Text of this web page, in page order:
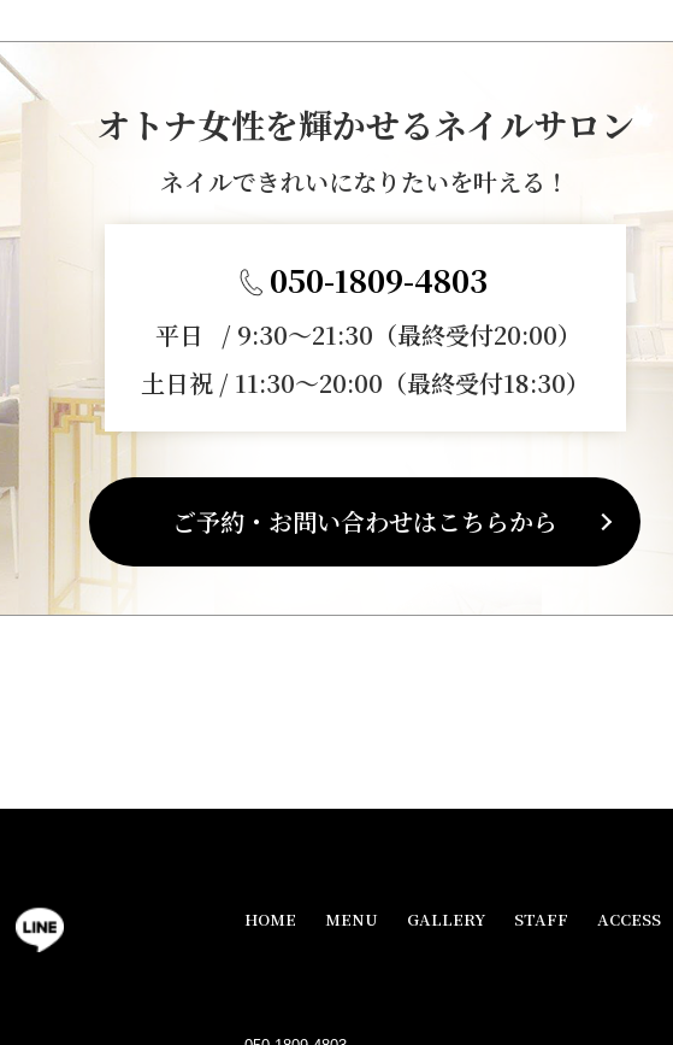
オトナ女性を輝かせるネイルサロン
ネイルできれいになりたいを叶える！
050-1809-4803
平日 / 9:30～21:30（最終受付20:00）
土日祝 / 11:30～20:00（最終受付18:30）
ご予約・お問い合わせはこちらから
HOME MENU GALLERY STAFF ACCESS